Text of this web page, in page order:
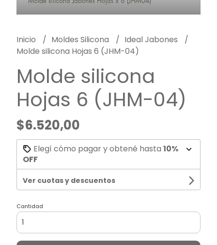
Inicio Moldes Silicona
Ideal Jabones
Molde silicona Hojas 6 (JHM-04)
Molde silicona
Hojas 6 (JHM-04)
$6.520,00
Elegí cómo pagar y obtené hasta 10%
OFF
Ver cuotas y descuentos
Cantidad